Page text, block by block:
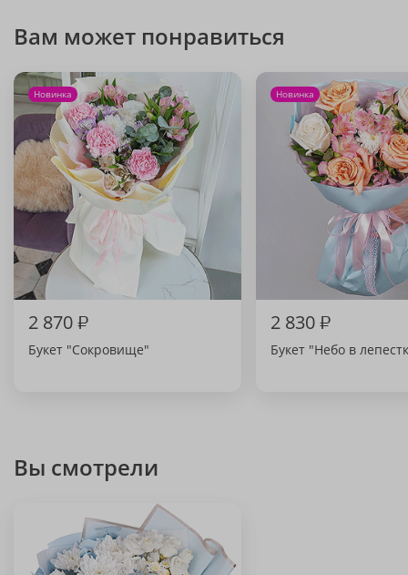
Вам может понравиться
Новинка
2 870₽
Букет "Сокровище"
Новинка
2 830₽
Букет "Небо в
Вы смотрели